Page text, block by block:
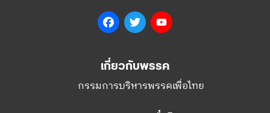
FacebookTwitter
เกี่ยวกับพรรค
กรรมการบริหารพรรคเพื่อไทย